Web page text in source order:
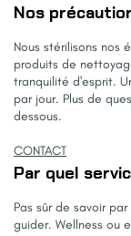
Nos
Nous stérilisons nos
produits de
tranquilité d'esprit.
par jour. Plus de
dessous.
CONTACT
Par quel
Pas sûr de savoir
guider. Wellness ou